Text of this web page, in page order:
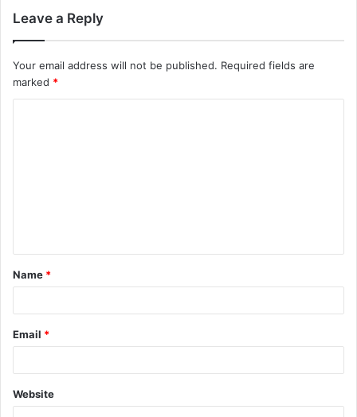
Leave a Reply
Your email address will not be published. Required fields are
marked *
Name *
Email *
Website